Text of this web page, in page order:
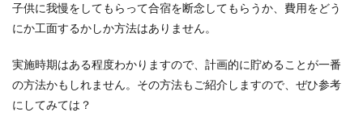
子供に我慢をしてもらって合宿を断念してもらうか、費用をどう
にか工面するかしか方法はありません。
実施時期はある程度わかりますので、計画的に貯めることが一番
の方法かもしれません。その方法もご紹介しますので、ぜひ参考
にしてみては？